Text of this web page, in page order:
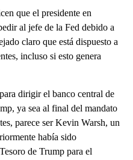
que el presidente en
al jefe de la Fed debido a
claro que está dispuesto a
incluso si esto genera
dirigir el banco central de
ya sea al final del mandato
parece ser Kevin Warsh, un
había sido
de Trump para el